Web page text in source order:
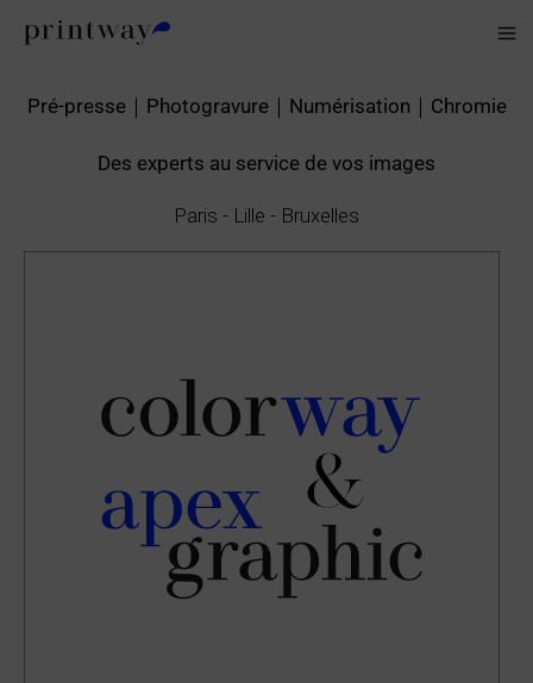
Pré-presse｜Photogravure｜Numérisation｜Chromie
Des experts au service de vos images
Paris - Lille - Bruxelles